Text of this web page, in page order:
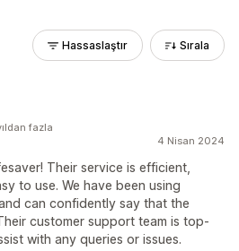
Hassaslaştır Sırala
4 Nisan 2024
Their service is efficient,
to use. We have been using
can confidently say that the
customer support team is top-
with any queries or issues.
fazla